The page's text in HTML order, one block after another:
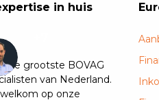
in huis
de grootste BOVAG
van Nederland.
op onze